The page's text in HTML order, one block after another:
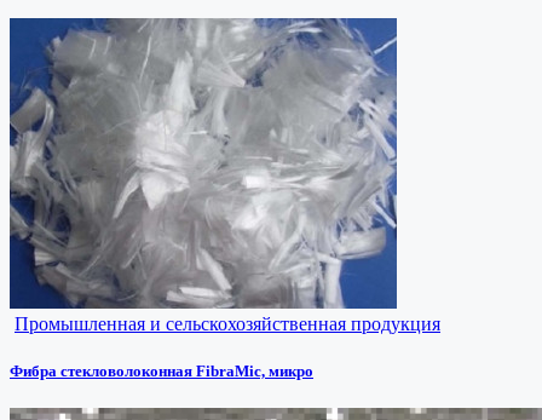
Промышленная и сельскохозяйственная продукция
Фибра стекловолоконная FibraMic, микро